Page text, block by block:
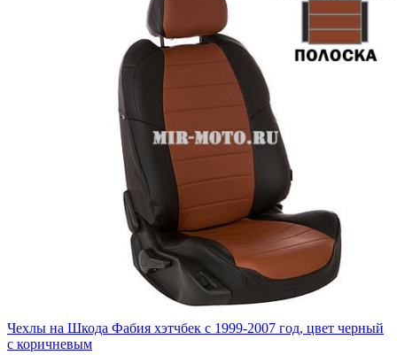
Чехлы на Шкода Фабия хэтчбек с 1999-2007 год, цвет черный
с коричневым